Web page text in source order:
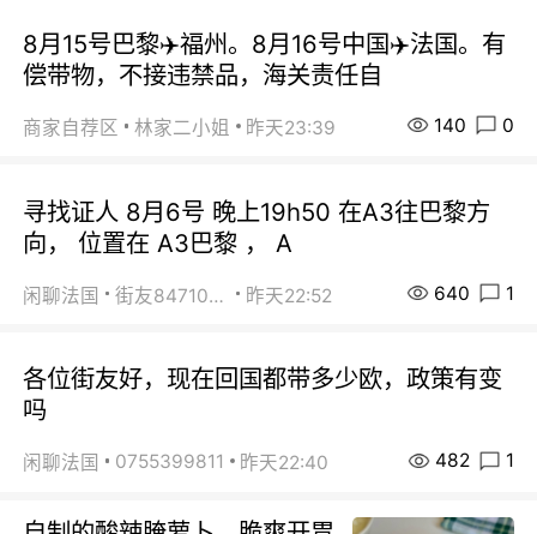
8月15号巴黎✈️福州。8月16号中国✈️法国。有
偿带物，不接违禁品，海关责任自
商家自荐区 林家二小姐 昨天23:39 140 0
寻找证人 8月6号 晚上19h50 在A3往巴黎方
向， 位置在 A3巴黎 ， A
闲聊法国 街友84710671 昨天22:52 640 1
各位街友好，现在回国都带多少欧，政策有变
吗
闲聊法国 0755399811 昨天22:40 482 1